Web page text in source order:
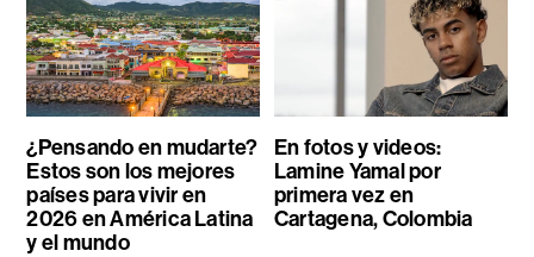
¿Pensando en mudarte?
Estos son los mejores
países para vivir en
2026 en América Latina
y el mundo
En fotos y videos:
Lamine Yamal por
primera vez en
Cartagena, Colombia